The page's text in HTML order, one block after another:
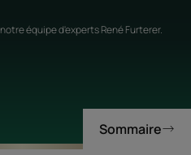
notre équipe d'experts René Furterer.
Sommaire